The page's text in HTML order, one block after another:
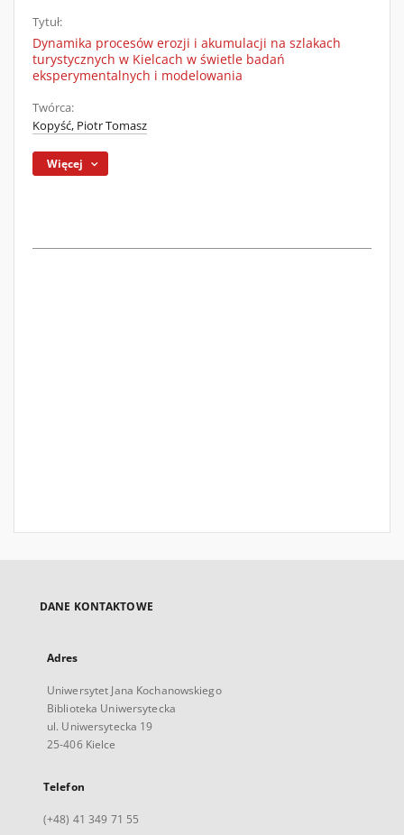
Tytuł:
Dynamika procesów erozji i akumulacji na szlakach
turystycznych w Kielcach w świetle badań
eksperymentalnych i modelowania
Twórca:
Kopyść, Piotr Tomasz
Więcej
DANE KONTAKTOWE
Adres
Uniwersytet Jana Kochanowskiego
Biblioteka Uniwersytecka
ul. Uniwersytecka 19
25-406 Kielce
Telefon
(+48) 41 349 71 55